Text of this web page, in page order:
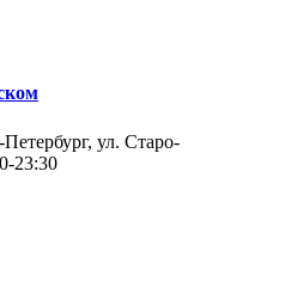
ул. Старо-
23:30